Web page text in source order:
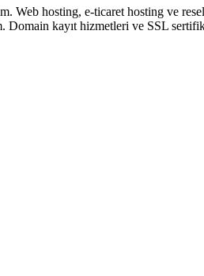
Web hosting, e-ticaret hosting ve
Domain kayıt hizmetleri ve SSL